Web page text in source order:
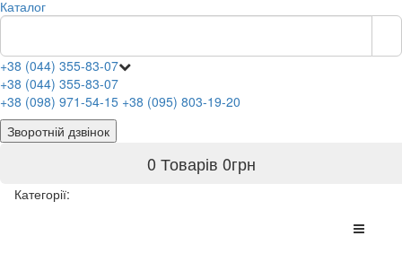
Каталог
+38 (044) 355-83-07
+38 (044) 355-83-07
+38 (098) 971-54-15 +38 (095) 803-19-20
Зворотній дзвінок
0 Товарів 0грн
Категорії: